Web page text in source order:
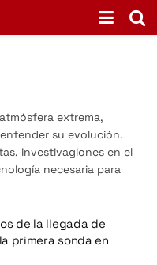
extrema,
su evolución.
investivagiones en el
necesaria para
de la llegada de
primera sonda en